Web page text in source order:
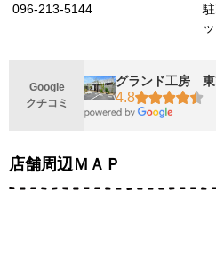
096-213-5144
Google
クチコミ
グランド工房 東
4.8
店舗周辺ＭＡＰ